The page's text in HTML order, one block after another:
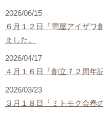
2026/06/15
６月１２日「問屋アイザワ
ました。
2026/04/17
４月１６日「創立７２周年
2026/03/23
３月１８日「ミトモク会春